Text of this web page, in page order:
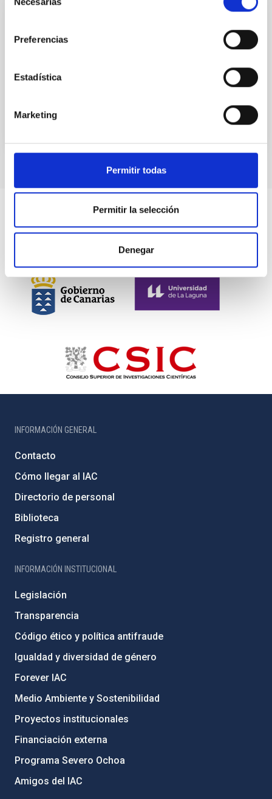
Preferencias
Estadística
Marketing
Permitir todas
Permitir la selección
Denegar
Folleto IAC 2017 (pdf, 1 MB)
INFORMACIÓN GENERAL
Contacto
Cómo llegar al IAC
Directorio de personal
Biblioteca
Registro general
INFORMACIÓN INSTITUCIONAL
Legislación
Transparencia
Código ético y política antifraude
Igualdad y diversidad de género
Forever IAC
Medio Ambiente y Sostenibilidad
Proyectos institucionales
Financiación externa
Programa Severo Ochoa
Amigos del IAC